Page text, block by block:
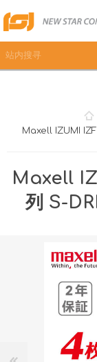
登入
Maxell IZUMI
Maxell
列 S-